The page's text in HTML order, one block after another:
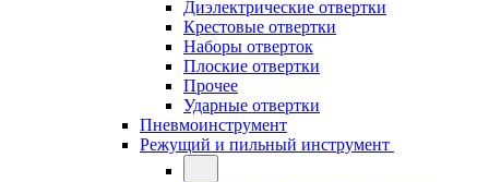
Диэлектрические отвертки
Крестовые отвертки
Наборы отверток
Плоские отвертки
Прочее
Ударные отвертки
Пневмоинструмент
Режущий и пильный инструмент